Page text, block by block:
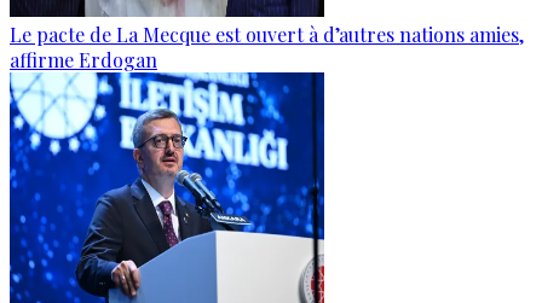
Le pacte de La Mecque est ouvert à d’autres nations amies,
affirme Erdogan